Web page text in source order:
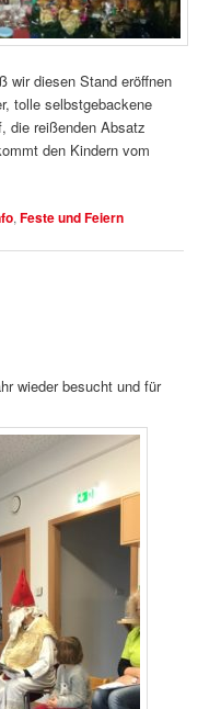
wir diesen Stand eröffnen
tolle selbstgebackene
die reißenden Absatz
den Kindern vom
,Feste und Feiern
wieder besucht und für